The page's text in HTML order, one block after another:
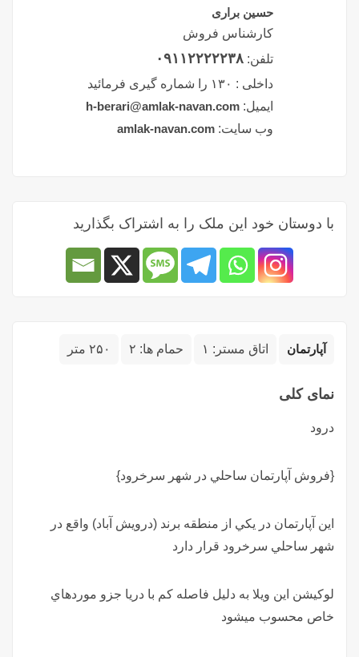
آپارتمان اتاق مستر: ۱ حمام ها: ۲ ۲۵۰ متر
نمای کلی
درود
{فروش آپارتمان ساحلي در شهر سرخرود}
اين آپارتمان در يكي از منطقه برند (درويش آباد) واقع در
شهر ساحلي سرخرود قرار دارد
لوكيشن اين ويلا به دليل فاصله كم با دريا جزو موردهاي
خاص محسوب ميشود
حسین براری
کارشناس فروش
تلفن: ۰۹۱۱۲۲۲۲۲۳۸
داخلی : ۱۳۰ را شماره گیری فرمائید
ایمیل: h-berari@amlak-navan.com
وب سایت: amlak-navan.com
با دوستان خود این ملک را به اشتراک بگذارید